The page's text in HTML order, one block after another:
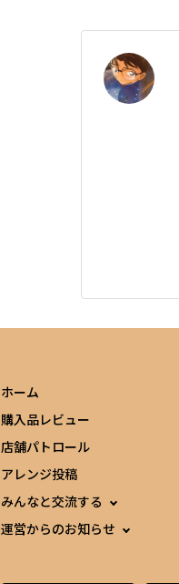
ホーム
購入品レビュー
店舗パトロール
アレンジ投稿
みんなと交流する
運営からのお知らせ